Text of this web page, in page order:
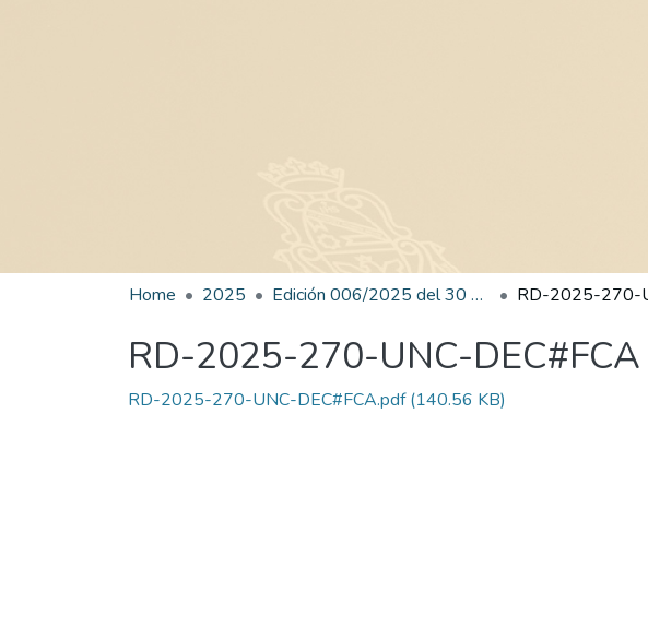
Home 2025 Edición 006/2025 del 30 de junio de 2025
RD-2025-270-UNC-DEC#FCA
RD-2025-270-UNC-DEC#FCA.pdf(140.56 KB)